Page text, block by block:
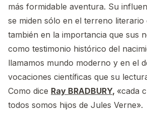
más formidable aventura. Su
se miden sólo en el terreno
también en la importancia que sus
como testimonio histórico del
llamamos mundo moderno y en el
vocaciones científicas que su
Como dice Ray BRADBURY, «cada
todos somos hijos de Jules Verne».